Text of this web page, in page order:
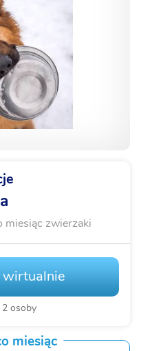
miesiąc zwierzaki
2 osoby
miesiąc